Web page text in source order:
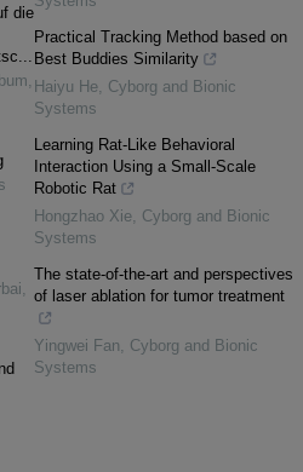
die
,
,
Practical Tracking Method based on
Best Buddies Similarity
Haiyu He, Cyborg and Bionic
Systems
Learning Rat-Like Behavioral
Interaction Using a Small-Scale
Robotic Rat
Hongzhao Xie, Cyborg and Bionic
Systems
The state-of-the-art and perspectives
of laser ablation for tumor treatment
Yingwei Fan, Cyborg and Bionic
Systems